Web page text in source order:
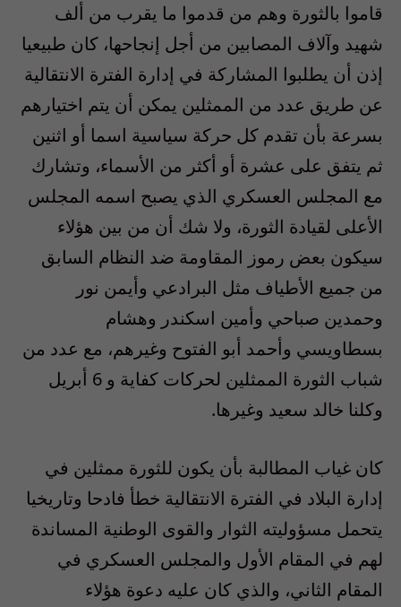
قاموا بالثورة وهم من قدموا ما يقرب من ألف
شهيد وآلاف المصابين من أجل إنجاحها، كان طبيعيا
إذن أن يطلبوا المشاركة في إدارة الفترة الانتقالية
عن طريق عدد من الممثلين يمكن أن يتم اختيارهم
بسرعة بأن تقدم كل حركة سياسية اسما أو اثنين
ثم يتفق على عشرة أو أكثر من الأسماء، وتشارك
مع المجلس العسكري الذي يصبح اسمه المجلس
الأعلى لقيادة الثورة، ولا شك أن من بين هؤلاء
سيكون بعض رموز المقاومة ضد النظام السابق
من جميع الأطياف مثل البرادعي وأيمن نور
وحمدين صباحي وأمين اسكندر وهشام
بسطاويسي وأحمد أبو الفتوح وغيرهم، مع عدد من
شباب الثورة الممثلين لحركات كفاية و 6 أبريل
وكلنا خالد سعيد وغيرها.
كان غياب المطالبة بأن يكون للثورة ممثلين في
إدارة البلاد في الفترة الانتقالية خطأ فادحا وتاريخيا
يتحمل مسؤوليته الثوار والقوى الوطنية المساندة
لهم في المقام الأول والمجلس العسكري في
المقام الثاني، والذي كان عليه دعوة هؤلاء